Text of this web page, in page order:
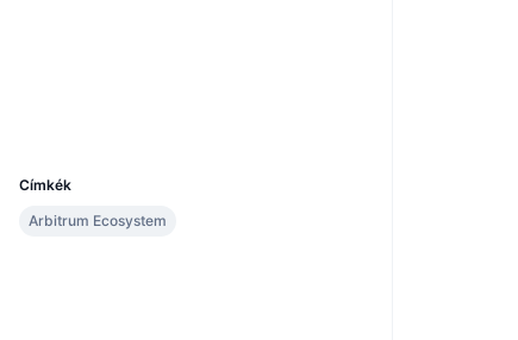
Címkék
Arbitrum Ecosystem